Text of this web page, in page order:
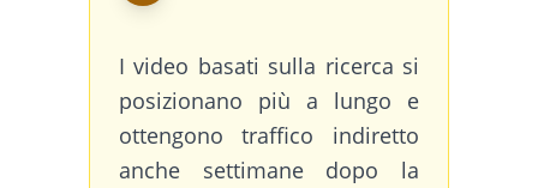
I video basati sulla ricerca si
posizionano più a lungo e
ottengono traffico indiretto
anche settimane dopo la